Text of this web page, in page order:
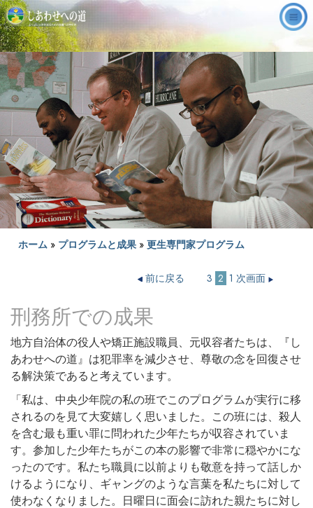
ホーム » プログラムと成果 » 更生専門家プログラム
次画面
1
2
3
前に戻る
刑務所での成果
地方自治体の役人や矯正施設職員、元収容者たちは、『し
あわせへの道』は犯罪率を減少させ、尊敬の念を回復させ
る解決策であると考えています。
「私は、中央少年院の私の班でこのプログラムが実行に移
されるのを見て大変嬉しく思いました。この班には、殺人
を含む最も重い罪に問われた少年たちが収容されていま
す。参加した少年たちがこの本の影響で非常に穏やかにな
ったのです。私たち職員に以前よりも敬意を持って話しか
けるようになり、ギャングのような言葉を私たちに対して
使わなくなりました。日曜日に面会に訪れた親たちに対し